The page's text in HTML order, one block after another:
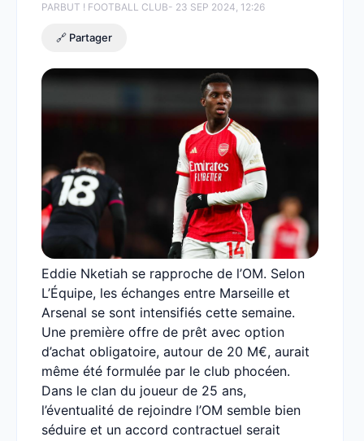
PARBUT ! FOOTBALL CLUB- 23 SEP 2024, 12:26
🔗 Partager
Eddie Nketiah se rapproche de l’OM. Selon
L’Équipe, les échanges entre Marseille et
Arsenal se sont intensifiés cette semaine.
Une première offre de prêt avec option
d’achat obligatoire, autour de 20 M€, aurait
même été formulée par le club phocéen.
Dans le clan du joueur de 25 ans,
l’éventualité de rejoindre l’OM semble bien
séduire et un accord contractuel serait